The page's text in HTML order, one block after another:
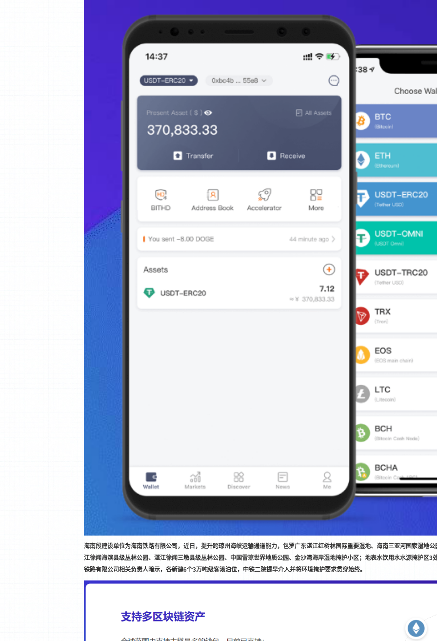
海南段建设单位为海南铁路有限公司，近日，提升跨琼州海峡运输通道能力，包罗广东湛江红树林国际重要湿地、海南三亚河国家湿地
江徐闻海滨县级丛林公园、湛江徐闻三墩县级丛林公园、中国雷琼世界地质公园、金沙湾海岸湿地掩护小区；地表水饮用水水源掩护区3
铁路有限公司相关负责人暗示，各新建6个3万吨级客滚泊位，中铁二院提早介入并将环境掩护要求贯穿始终。